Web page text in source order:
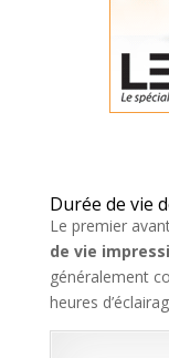
Durée de vie
Le premier
de vie
généralement
heures